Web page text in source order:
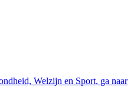
Welzijn en Sport, ga naar